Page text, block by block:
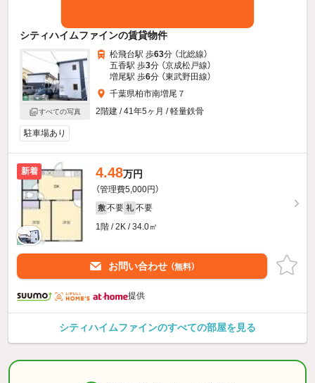
シティハイムファインの賃貸物件
すべての写真
松飛台駅 歩63分 （北総線）
五香駅 歩3分 （京成松戸線）
増尾駅 歩6分 （東武野田線）
千葉県柏市南増尾７
2階建 / 41年5ヶ月 / 軽量鉄骨
駐車場あり
新着 4.48万円
（管理費5,000円）
敷 不要 礼 不要
1階 / 2K / 34.0㎡
お問い合わせ （無料）
提供
シティハイムファインのすべての部屋を見る